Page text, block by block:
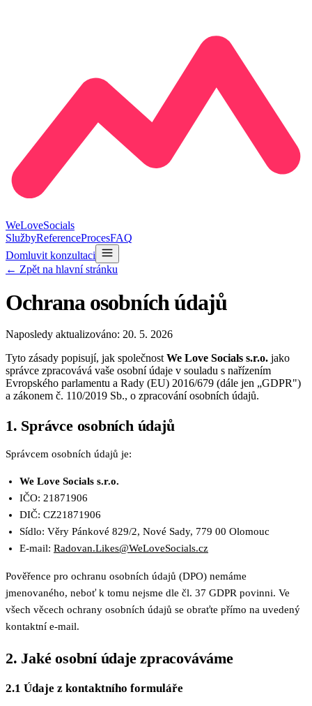
WeLoveSocials
SlužbyReferenceProcesFAQ
Domluvit konzultaci
← Zpět na hlavní stránku
Ochrana osobních údajů
Naposledy aktualizováno: 20. 5. 2026
Tyto zásady popisují, jak společnost We Love Socials s.r.o. jako
správce zpracovává vaše osobní údaje v souladu s nařízením
Evropského parlamentu a Rady (EU) 2016/679 (dále jen „GDPR")
a zákonem č. 110/2019 Sb., o zpracování osobních údajů.
1. Správce osobních údajů
Správcem osobních údajů je:
We Love Socials s.r.o.
IČO: 21871906
DIČ: CZ21871906
Sídlo: Věry Pánkové 829/2, Nové Sady, 779 00 Olomouc
E-mail: Radovan.Likes@WeLoveSocials.cz
Pověřence pro ochranu osobních údajů (DPO) nemáme
jmenovaného, neboť k tomu nejsme dle čl. 37 GDPR povinni. Ve
všech věcech ochrany osobních údajů se obraťte přímo na uvedený
kontaktní e-mail.
2. Jaké osobní údaje zpracováváme
2.1 Údaje z kontaktního formuláře